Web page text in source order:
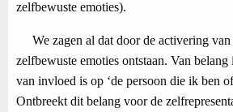
zelfbewuste emoties).
We zagen al dat door de activering van
zelfbewuste emoties ontstaan. Van belang
van invloed is op ‘de persoon die ik ben
Ontbreekt dit belang voor de